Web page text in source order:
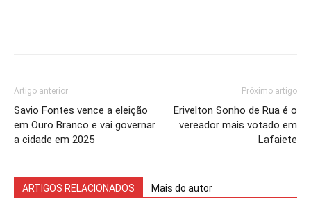
Artigo anterior
Savio Fontes vence a eleição
em Ouro Branco e vai governar
a cidade em 2025
Próximo artigo
Erivelton Sonho de Rua é o
vereador mais votado em
Lafaiete
ARTIGOS RELACIONADOS Mais do autor